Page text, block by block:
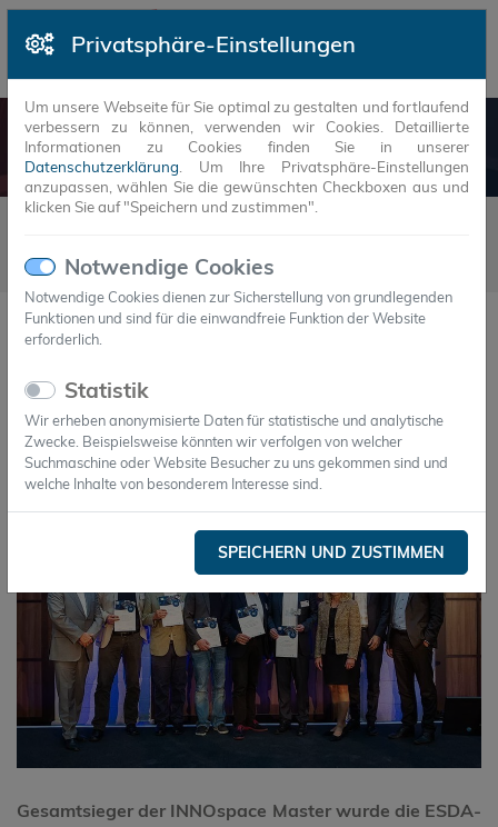
Privatsphäre-Einstellungen
Um unsere Webseite für Sie optimal zu gestalten und fortlaufend
verbessern zu können, verwenden wir Cookies. Detaillierte
Informationen zu Cookies finden Sie in unserer
Datenschutzerklärung . Um Ihre Privatsphäre-Einstellungen
anzupassen, wählen Sie die gewünschten Checkboxen aus und
klicken Sie auf "Speichern und zustimmen".
Notwendige Cookies
Notwendige Cookies dienen zur Sicherstellung von grundlegenden
Funktionen und sind für die einwandfreie Funktion der Website
erforderlich.
Statistik
Wir erheben anonymisierte Daten für statistische und analytische
Zwecke. Beispielsweise könnten wir verfolgen von welcher
Suchmaschine oder Website Besucher zu uns gekommen sind und
welche Inhalte von besonderem Interesse sind.
SPEICHERN UND ZUSTIMMEN
NEUIGKEITEN
die thermische Stabilisierung von Bauteilen und Systemen
07.Jul.2019
Material für die thermische Stabilisierung
von Bauteilen und Systemen
Gesamtsieger der INNOspace Master wurde die ESDA-